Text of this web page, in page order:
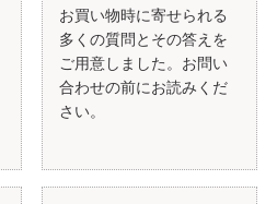
お買い物時に寄せられる
多くの質問とその答えを
ご用意しました。お問い
合わせの前にお読みくだ
さい。